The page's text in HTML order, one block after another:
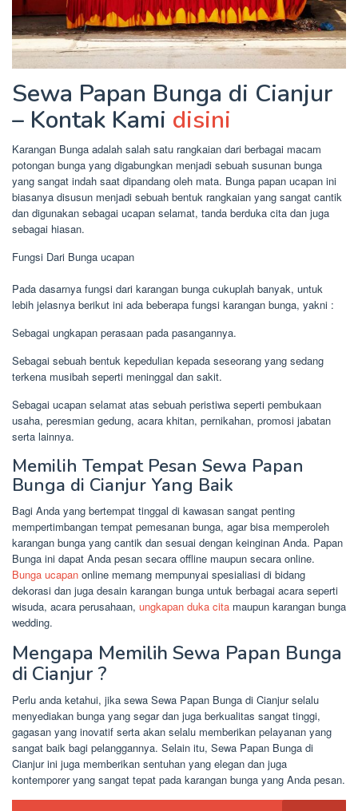
Sewa Papan Bunga di Cianjur
– Kontak Kami disini
Karangan Bunga adalah salah satu rangkaian dari berbagai macam
potongan bunga yang digabungkan menjadi sebuah susunan bunga
yang sangat indah saat dipandang oleh mata. Bunga papan ucapan ini
biasanya disusun menjadi sebuah bentuk rangkaian yang sangat cantik
dan digunakan sebagai ucapan selamat, tanda berduka cita dan juga
sebagai hiasan.
Fungsi Dari Bunga ucapan
Pada dasarnya fungsi dari karangan bunga cukuplah banyak, untuk
lebih jelasnya berikut ini ada beberapa fungsi karangan bunga, yakni :
Sebagai ungkapan perasaan pada pasangannya.
Sebagai sebuah bentuk kepedulian kepada seseorang yang sedang
terkena musibah seperti meninggal dan sakit.
Sebagai ucapan selamat atas sebuah peristiwa seperti pembukaan
usaha, peresmian gedung, acara khitan, pernikahan, promosi jabatan
serta lainnya.
Memilih Tempat Pesan Sewa Papan
Bunga di Cianjur Yang Baik
Bagi Anda yang bertempat tinggal di kawasan sangat penting
mempertimbangan tempat pemesanan bunga, agar bisa memperoleh
karangan bunga yang cantik dan sesuai dengan keinginan Anda. Papan
Bunga ini dapat Anda pesan secara offline maupun secara online.
Bunga ucapan online memang mempunyai spesialiasi di bidang
dekorasi dan juga desain karangan bunga untuk berbagai acara seperti
wisuda, acara perusahaan, ungkapan duka cita maupun karangan bunga
wedding.
Mengapa Memilih Sewa Papan Bunga
di Cianjur ?
Perlu anda ketahui, jika sewa Sewa Papan Bunga di Cianjur selalu
menyediakan bunga yang segar dan juga berkualitas sangat tinggi,
gagasan yang inovatif serta akan selalu memberikan pelayanan yang
sangat baik bagi pelanggannya. Selain itu, Sewa Papan Bunga di
Cianjur ini juga memberikan sentuhan yang elegan dan juga
kontemporer yang sangat tepat pada karangan bunga yang Anda pesan.